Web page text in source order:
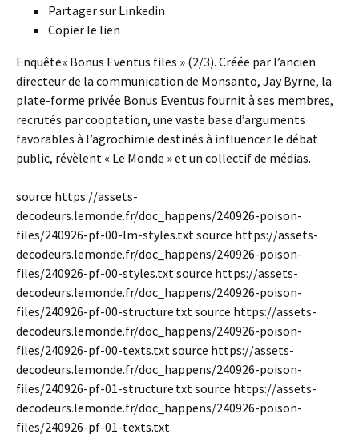
Partager sur Linkedin
Copier le lien
Enquête« Bonus Eventus files » (2/3). Créée par l’ancien
directeur de la communication de Monsanto, Jay Byrne, la
plate-forme privée Bonus Eventus fournit à ses membres,
recrutés par cooptation, une vaste base d’arguments
favorables à l’agrochimie destinés à influencer le débat
public, révèlent « Le Monde » et un collectif de médias.
source https://assets-
decodeurs.lemonde.fr/doc_happens/240926-poison-
files/240926-pf-00-lm-styles.txt source https://assets-
decodeurs.lemonde.fr/doc_happens/240926-poison-
files/240926-pf-00-styles.txt source https://assets-
decodeurs.lemonde.fr/doc_happens/240926-poison-
files/240926-pf-00-structure.txt source https://assets-
decodeurs.lemonde.fr/doc_happens/240926-poison-
files/240926-pf-00-texts.txt source https://assets-
decodeurs.lemonde.fr/doc_happens/240926-poison-
files/240926-pf-01-structure.txt source https://assets-
decodeurs.lemonde.fr/doc_happens/240926-poison-
files/240926-pf-01-texts.txt